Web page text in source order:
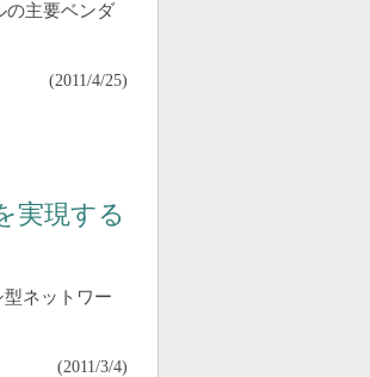
の主要ベンダ
(2011/4/25)
実現する
ネットワー
(2011/3/4)